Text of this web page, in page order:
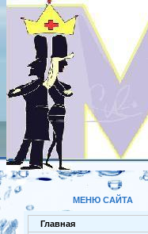
МЕНЮ САЙТА
Главная